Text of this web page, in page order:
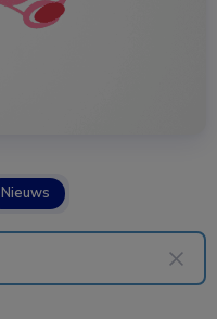
Nieuws